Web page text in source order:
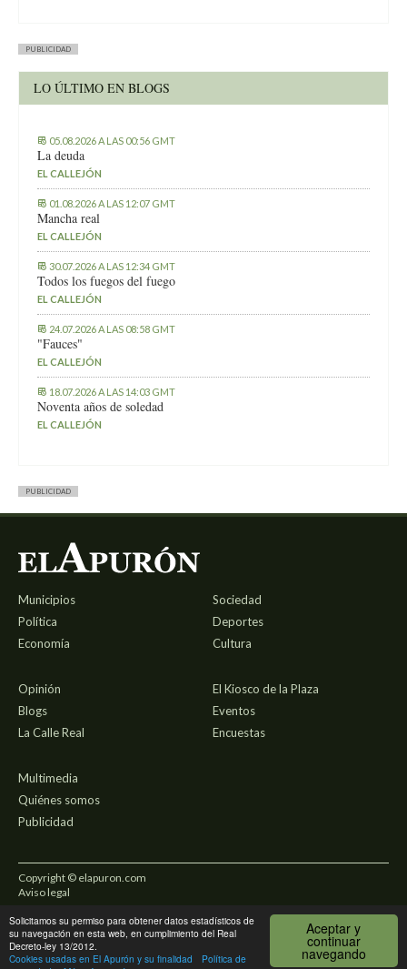
Aceptar y
continuar
navegando
Solicitamos su permiso para obtener datos estadísticos de
su navegación en esta web, en cumplimiento del Real
Decreto-ley 13/2012.
Cookies usadas en El Apurón y su finalidad
Política de
PUBLICIDAD
LO ÚLTIMO EN BLOGS
05.08.2026 A LAS 00:56 GMT
La deuda
EL CALLEJÓN
01.08.2026 A LAS 12:07 GMT
Mancha real
EL CALLEJÓN
30.07.2026 A LAS 12:34 GMT
Todos los fuegos del fuego
EL CALLEJÓN
24.07.2026 A LAS 08:58 GMT
"Fauces"
EL CALLEJÓN
18.07.2026 A LAS 14:03 GMT
Noventa años de soledad
EL CALLEJÓN
PUBLICIDAD
Municipios
Política
Economía
Sociedad
Deportes
Cultura
Opinión
Blogs
La Calle Real
El Kiosco de la Plaza
Eventos
Encuestas
Multimedia
Quiénes somos
Publicidad
Copyright © elapuron.com
Aviso legal
Política de privacidad
Uso de cookies